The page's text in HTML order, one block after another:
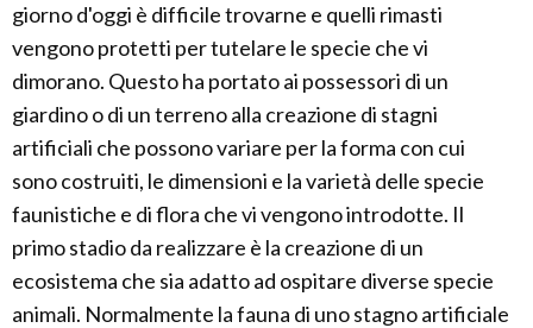
giorno d'oggi è difficile trovarne e quelli rimasti
vengono protetti per tutelare le specie che vi
dimorano. Questo ha portato ai possessori di un
giardino o di un terreno alla creazione di stagni
artificiali che possono variare per la forma con cui
sono costruiti, le dimensioni e la varietà delle specie
faunistiche e di flora che vi vengono introdotte. Il
primo stadio da realizzare è la creazione di un
ecosistema che sia adatto ad ospitare diverse specie
animali. Normalmente la fauna di uno stagno artificiale